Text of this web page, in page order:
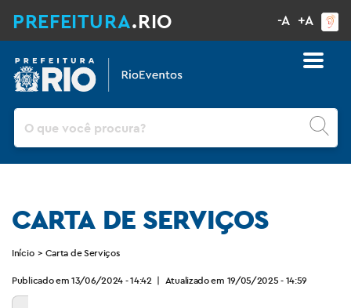
PREFEITURA.RIO -A +A
Pesquisar
CARTA DE SERVIÇOS
Início > Carta de Serviços
Publicado em 13/06/2024 - 14:42 | Atualizado em 19/05/2025 - 14:59